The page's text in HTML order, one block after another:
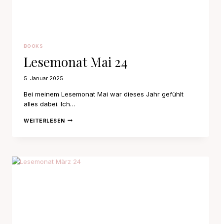
BOOKS
Lesemonat Mai 24
5. Januar 2025
Bei meinem Lesemonat Mai war dieses Jahr gefühlt
alles dabei. Ich…
WEITERLESENLESEMONAT